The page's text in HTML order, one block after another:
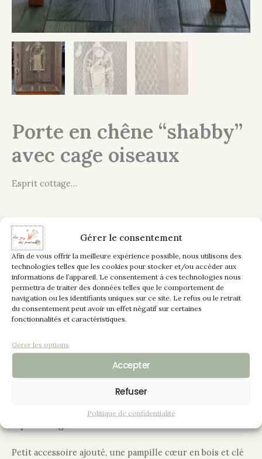
Gérer le consentement
Afin de vous offrir la meilleure expérience possible, nous utilisons des
technologies telles que les cookies pour stocker et/ou accéder aux
informations de l’appareil. Le consentement à ces technologies nous
permettra de traiter des données telles que le comportement de
navigation ou les identifiants uniques sur ce site. Le refus ou le retrait
du consentement peut avoir un effet négatif sur certaines
fonctionnalités et caractéristiques.
Gérer les options
Accepter
Refuser
Politique de confidentialité
Porte en chêne “shabby”
avec cage oiseaux
Esprit cottage…
Description
Informations complémentaires
Une façon de créer une décoration originale avec une
ancienne porte de meuble de cuisine en chêne rescapée
de la déchetterie.
Plusieurs teintes ont été associées, meringue, chamois,
havane avec un effet “shabby”, finition usée.
peinture “meringue”, des plumes réalisées en enduit pour
créer du relief décorent cette porte pour donner cette
Petit accessoire ajouté, une pampille cœur en bois et clé